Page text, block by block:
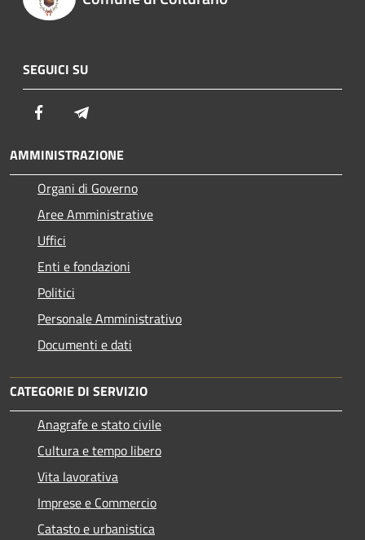
SEGUICI SU
Facebook
AMMINISTRAZIONE
Organi di Governo
Aree Amministrative
Uffici
Enti e fondazioni
Politici
Personale Amministrativo
Documenti e dati
CATEGORIE DI SERVIZIO
Anagrafe e stato civile
Cultura e tempo libero
Vita lavorativa
Imprese e Commercio
Catasto e urbanistica